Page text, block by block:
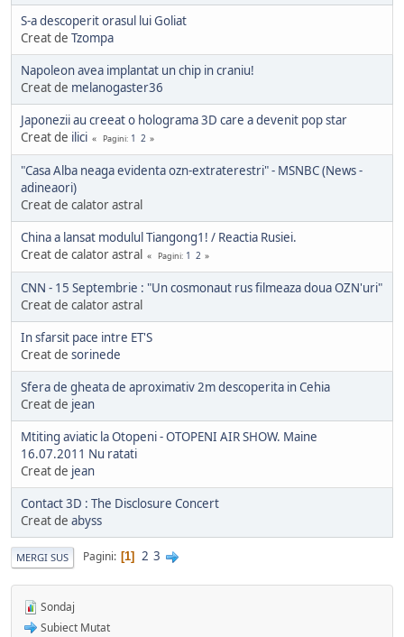
S-a descoperit orasul lui Goliat
Creat de Tzompa
Napoleon avea implantat un chip in craniu!
Creat de melanogaster36
Japonezii au creeat o holograma 3D care a devenit pop star
Creat de ilici Pagini 1 2
"Casa Alba neaga evidenta ozn-extraterestri" - MSNBC (News -
adineaori)
Creat de calator astral
China a lansat modulul Tiangong1! / Reactia Rusiei.
Creat de calator astral
Pagini 1 2
CNN - 15 Septembrie : "Un cosmonaut rus filmeaza doua OZN'uri"
Creat de calator astral
In sfarsit pace intre ET'S
Creat de sorinede
Sfera de gheata de aproximativ 2m descoperita in Cehia
Creat de jean
Mtiting aviatic la Otopeni - OTOPENI AIR SHOW. Maine
16.07.2011 Nu ratati
Creat de jean
Contact 3D : The Disclosure Concert
Creat de abyss
MERGI SUS Pagini 1 2 3
Sondaj
Subiect Mutat